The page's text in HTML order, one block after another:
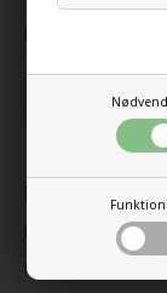
Information
Forside
Klodsklubben